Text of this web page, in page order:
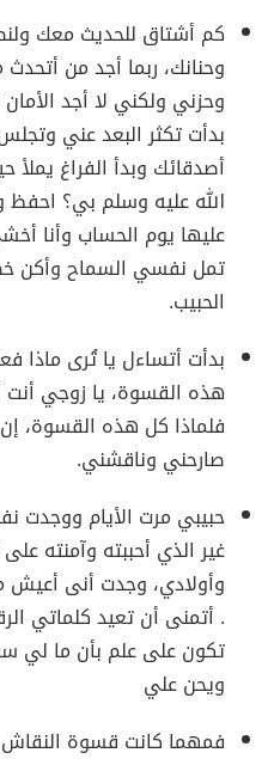
كم أشتاق للحديث معك
وحنانك، ربما أجد من
وحزني ولكني لا أجد
بدأت تكثر البعد عني
أصدقائك وبدأ الفراغ
الله عليه وسلم بي؟
عليها يوم الحساب وأنا
تمل نفسي السماح وأكن
الحبيب.
بدأت أتساءل يا تُرى ماذا
هذه القسوة، يا زوجي
فلماذا كل هذه القسوة،
صارحني وناقشني.
حبيبي مرت الأيام
غير الذي أحببته وآمنته
وأولادي، وجدت أنى
. أتمنى أن تعيد كلماتي
تكون على علم بأن ما لي
ويحن علي
فمهما كانت قسوة